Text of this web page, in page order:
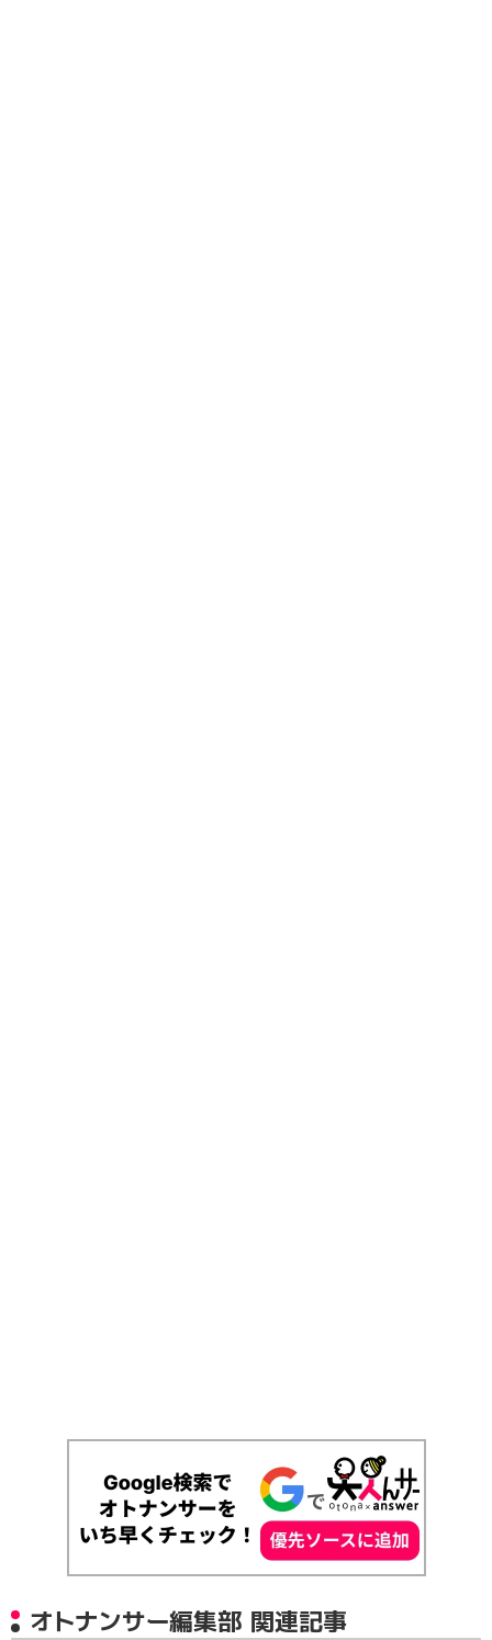
オトナンサー編集部 関連記事